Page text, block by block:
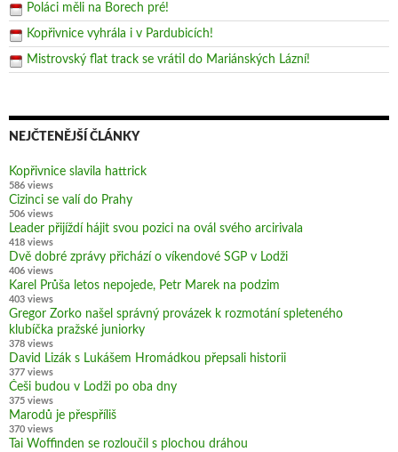
Poláci měli na Borech pré!
Kopřivnice vyhrála i v Pardubicích!
Mistrovský flat track se vrátil do Mariánských Lázní!
NEJČTENĚJŠÍ ČLÁNKY
Kopřivnice slavila hattrick
586 views
Cizinci se valí do Prahy
506 views
Leader přijíždí hájit svou pozici na ovál svého arcirivala
418 views
Dvě dobré zprávy přichází o víkendové SGP v Lodži
406 views
Karel Průša letos nepojede, Petr Marek na podzim
403 views
Gregor Zorko našel správný provázek k rozmotání spleteného
klubíčka pražské juniorky
378 views
David Lizák s Lukášem Hromádkou přepsali historii
377 views
Češi budou v Lodži po oba dny
375 views
Marodů je přespříliš
370 views
Tai Woffinden se rozloučil s plochou dráhou